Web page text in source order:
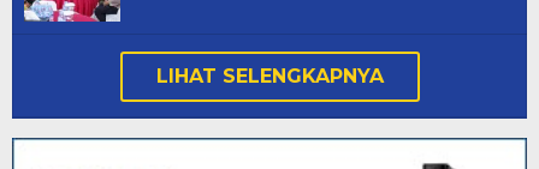
LIHAT SELENGKAPNYA